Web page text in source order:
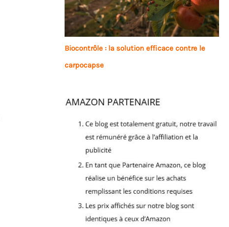
Biocontrôle : la solution efficace contre le
carpocapse